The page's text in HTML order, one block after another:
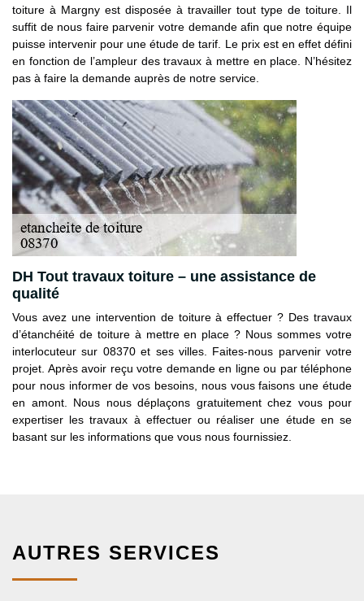
toiture à Margny est disposée à travailler tout type de toiture. Il
suffit de nous faire parvenir votre demande afin que notre équipe
puisse intervenir pour une étude de tarif. Le prix est en effet défini
en fonction de l’ampleur des travaux à mettre en place. N’hésitez
pas à faire la demande auprès de notre service.
DH Tout travaux toiture – une assistance de
qualité
Vous avez une intervention de toiture à effectuer ? Des travaux
d’étanchéité de toiture à mettre en place ? Nous sommes votre
interlocuteur sur 08370 et ses villes. Faites-nous parvenir votre
projet. Après avoir reçu votre demande en ligne ou par téléphone
pour nous informer de vos besoins, nous vous faisons une étude
en amont. Nous nous déplaçons gratuitement chez vous pour
expertiser les travaux à effectuer ou réaliser une étude en se
basant sur les informations que vous nous fournissiez.
AUTRES SERVICES